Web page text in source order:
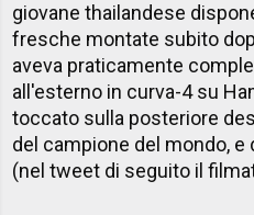
giovane thailandese
fresche montate subito
aveva praticamente
all'esterno in curva-4 su
toccato sulla posteriore
del campione del mondo, e
(nel tweet di seguito il